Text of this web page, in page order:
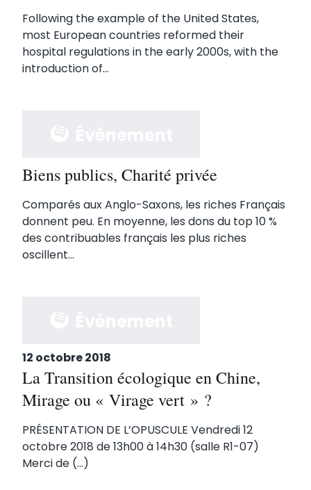
Following the example of the United States,
most European countries reformed their
hospital regulations in the early 2000s, with the
introduction of...
Biens publics, Charité privée
Comparés aux Anglo-Saxons, les riches Français
donnent peu. En moyenne, les dons du top 10 %
des contribuables français les plus riches
oscillent...
12 octobre 2018
La Transition écologique en Chine,
Mirage ou « Virage vert » ?
PRÉSENTATION DE L’OPUSCULE Vendredi 12
octobre 2018 de 13h00 à 14h30 (salle R1-07)
Merci de (...)